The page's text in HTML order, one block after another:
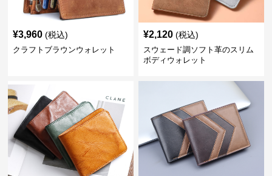
¥3,960 (税込)
クラフトブラウンウォレット
¥2,120 (税込)
スウェード調ソフト革のスリム
ボディウォレット